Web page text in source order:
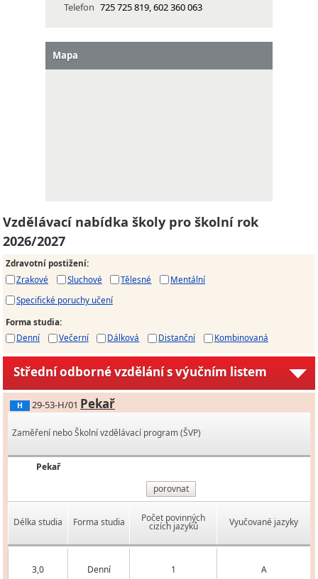
Telefon 725 725 819, 602 360 063
Mapa
Vzdělávací nabídka školy pro školní rok
2026/2027
Zdravotní postižení:
Zrakové
Sluchové Tělesné
Mentální
Specifické poruchy učení
Forma studia:
Denní
Večerní Dálková Distanční Kombinovaná
Střední odborné vzdělání s výučním listem
H 29-53-H/01 Pekař
Zaměření nebo Školní vzdělávací program (ŠVP)
Pekař
porovnat
Délka studia Forma studia Počet povinných
cizích jazyků Vyučované jazyky
3,0 Denní 1 A